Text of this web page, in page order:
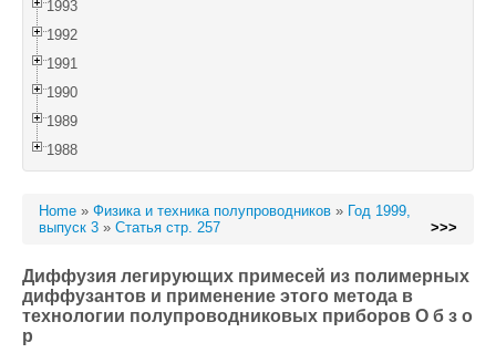
1993
1992
1991
1990
1989
1988
Home » Физика и техника полупроводников » Год 1999,
выпуск 3 » Статья стр. 257 >>>
Диффузия легирующих примесей из полимерных
диффузантов и применение этого метода в
технологии полупроводниковых приборов О б з о
р